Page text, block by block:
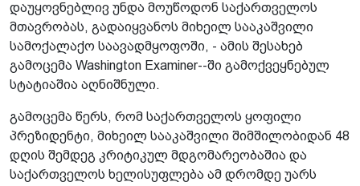
დაუყოვნებლივ უნდა მოუწოდონ საქართველოს
მთავრობას, გადაიყვანოს მიხეილ სააკაშვილი
სამოქალაქო საავადმყოფოში, - ამის შესახებ
გამოცემა Washington Examiner--ში გამოქვეყნებულ
სტატიაშია აღნიშნული.
გამოცემა წერს, რომ საქართველოს ყოფილი
პრეზიდენტი, მიხეილ სააკაშვილი შიმშილობიდან 48
დღის შემდეგ კრიტიკულ მდგომარეობაშია და
საქართველოს ხელისუფლება ამ დრომდე უარს